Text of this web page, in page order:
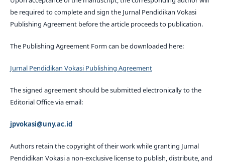
be required to complete and sign the Jurnal Pendidikan Vokasi
Publishing Agreement before the article proceeds to publication.
The Publishing Agreement Form can be downloaded here:
Jurnal Pendidikan Vokasi Publishing Agreement
The signed agreement should be submitted electronically to the
Editorial Office via email:
jpvokasi@uny.ac.id
Authors retain the copyright of their work while granting Jurnal
Pendidikan Vokasi a non-exclusive license to publish, distribute, and